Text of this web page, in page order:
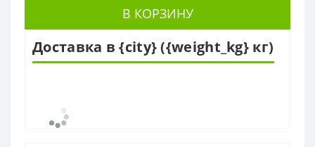
В КОРЗИНУ
Доставка в {city} ({weight_kg} кг)